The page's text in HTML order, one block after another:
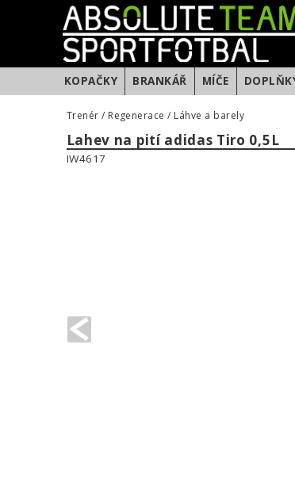
KOPAČKY BRANKÁŘ MÍČE
Trenér / Regenerace / Láhve a barely
Lahev na pití adidas Tiro 0,5L
IW4617